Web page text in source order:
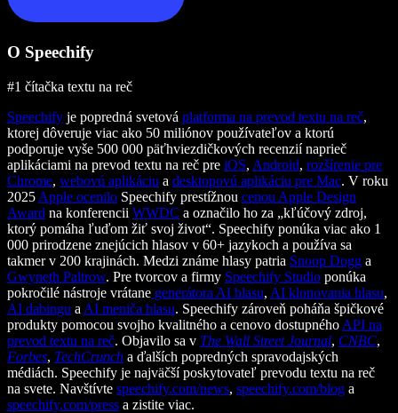
O Speechify
#1 čítačka textu na reč
Speechify je popredná svetová platforma na prevod textu na reč,
ktorej dôveruje viac ako 50 miliónov používateľov a ktorú
podporuje vyše 500 000 päťhviezdičkových recenzií naprieč
aplikáciami na prevod textu na reč pre iOS, Android, rozšírenie pre
Chrome, webovú aplikáciu a desktopovú aplikáciu pre Mac. V roku
2025 Apple ocenilo Speechify prestížnou cenou Apple Design
Award na konferencii WWDC a označilo ho za „kľúčový zdroj,
ktorý pomáha ľuďom žiť svoj život“. Speechify ponúka viac ako 1
000 prirodzene znejúcich hlasov v 60+ jazykoch a používa sa
takmer v 200 krajinách. Medzi známe hlasy patria Snoop Dogg a
Gwyneth Paltrow. Pre tvorcov a firmy Speechify Studio ponúka
pokročilé nástroje vrátane generátora AI hlasu, AI klonovania hlasu,
AI dabingu a AI meniča hlasu. Speechify zároveň poháňa špičkové
produkty pomocou svojho kvalitného a cenovo dostupného API na
prevod textu na reč. Objavilo sa v The Wall Street Journal, CNBC,
Forbes, TechCrunch a ďalších popredných spravodajských
médiách. Speechify je najväčší poskytovateľ prevodu textu na reč
na svete. Navštívte speechify.com/news, speechify.com/blog a
speechify.com/press a zistite viac.